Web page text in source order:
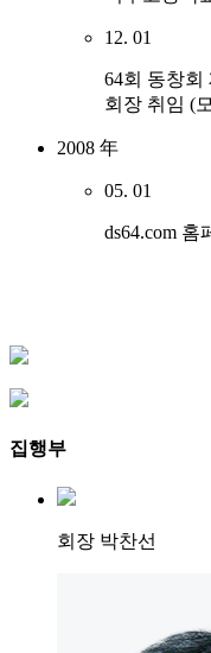
12. 01
64회 동창회
회장 취임 (
2008 年
05. 01
ds64.com 홈
집행부
회장 박찬선